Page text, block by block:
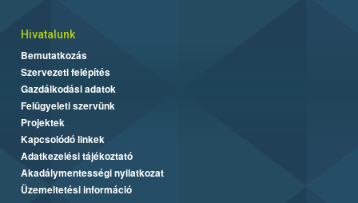
Hivatalunk
Bemutatkozás
Szervezeti felépítés
Gazdálkodási adatok
Felügyeleti szervünk
Projektek
Kapcsolódó linkek
Adatkezelési tájékoztató
Akadálymentességi nyilatkozat
Üzemeltetési információ